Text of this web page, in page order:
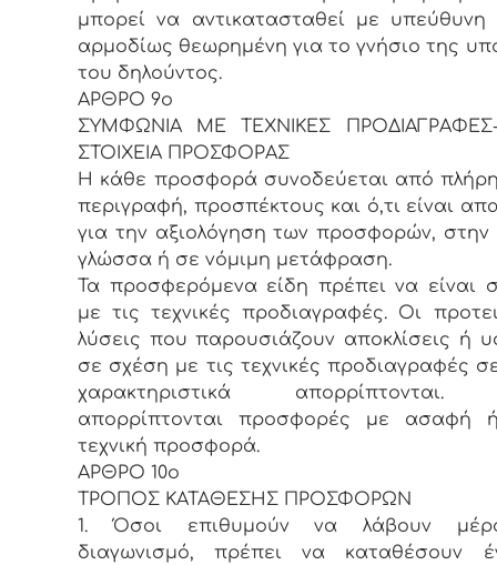
μπορεί να αντικατασταθεί με υπεύθυνη
αρμοδίως θεωρημένη για το γνήσιο της
του δηλούντος.
ΑΡΘΡΟ 9ο
ΣΥΜΦΩΝΙΑ ΜΕ ΤΕΧΝΙΚΕΣ ΠΡΟΔΙΑΓΡΑΦΕΣ-
ΣΤΟΙΧΕΙΑ ΠΡΟΣΦΟΡΑΣ
Η κάθε προσφορά συνοδεύεται από πλήρη
περιγραφή, προσπέκτους και ό,τι είναι
για την αξιολόγηση των προσφορών, στην
γλώσσα ή σε νόμιμη μετάφραση.
Τα προσφερόμενα είδη πρέπει να είναι
με τις τεχνικές προδιαγραφές. Οι
λύσεις που παρουσιάζουν αποκλίσεις ή
σε σχέση με τις τεχνικές προδιαγραφές
χαρακτηριστικά απορρίπτονται.
απορρίπτονται προσφορές με ασαφή
τεχνική προσφορά.
ΑΡΘΡΟ 10ο
ΤΡΟΠΟΣ ΚΑΤΑΘΕΣΗΣ ΠΡΟΣΦΟΡΩΝ
1. Όσοι επιθυμούν να λάβουν
διαγωνισμό, πρέπει να καταθέσουν